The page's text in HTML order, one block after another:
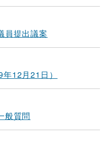
提出議案
12月21日）
般質問